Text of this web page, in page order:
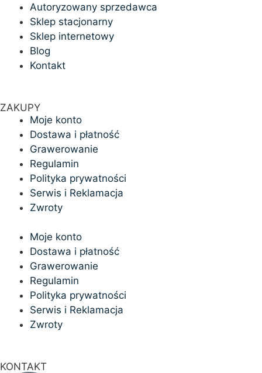
Autoryzowany sprzedawca
Sklep stacjonarny
Sklep internetowy
Blog
Kontakt
ZAKUPY
Moje konto
Dostawa i płatność
Grawerowanie
Regulamin
Polityka prywatności
Serwis i Reklamacja
Zwroty
Moje konto
Dostawa i płatność
Grawerowanie
Regulamin
Polityka prywatności
Serwis i Reklamacja
Zwroty
KONTAKT